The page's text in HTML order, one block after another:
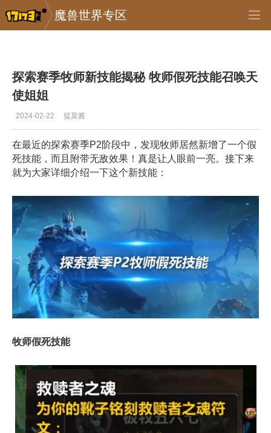
魔兽世界专区
专区_《魔兽世界》 >
探索赛季牧师新技能揭秘 牧师假死技能召唤天
使姐姐
2024-02-22 提莫酱
在最近的探索赛季P2阶段中，发现牧师居然新增了一个假
死技能，而且附带无敌效果！真是让人眼前一亮。接下来
就为大家详细介绍一下这个新技能：
牧师假死技能